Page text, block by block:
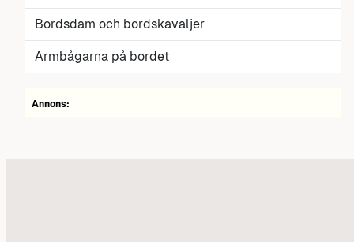
Bordsdam och bordskavaljer
Armbågarna på bordet
Annons: